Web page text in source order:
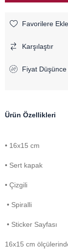
Favorilere Ekle
Karşılaştır
Fiyat
Ürün Özellikleri
• 16x15 cm
• Sert kapak
• Çizgili
• Spiralli 
• Sticker Sayfası
16x15 cm